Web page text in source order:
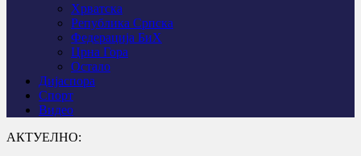
Хрватска
Република Српска
Федерација БиХ
Црна Гора
Остало
Дијаспора
Спорт
Видео
АКТУЕЛНО: